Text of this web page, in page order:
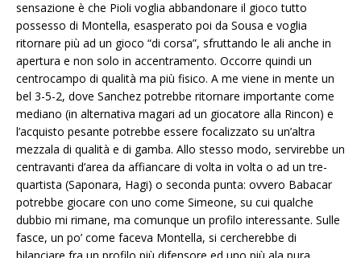
sensazione è che Pioli voglia abbandonare il gioco tutto
possesso di Montella, esasperato poi da Sousa e voglia
ritornare più ad un gioco “di corsa”, sfruttando le ali anche in
apertura e non solo in accentramento. Occorre quindi un
centrocampo di qualità ma più fisico. A me viene in mente un
bel 3-5-2, dove Sanchez potrebbe ritornare importante come
mediano (in alternativa magari ad un giocatore alla Rincon) e
l’acquisto pesante potrebbe essere focalizzato su un’altra
mezzala di qualità e di gamba. Allo stesso modo, servirebbe un
centravanti d’area da affiancare di volta in volta o ad un tre-
quartista (Saponara, Hagi) o seconda punta: ovvero Babacar
potrebbe giocare con uno come Simeone, su cui qualche
dubbio mi rimane, ma comunque un profilo interessante. Sulle
fasce, un po’ come faceva Montella, si cercherebbe di